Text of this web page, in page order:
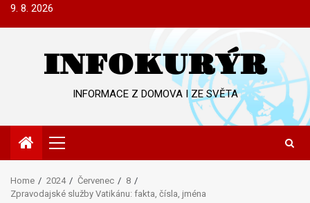
Skip9. 8. 2026
INFOKURÝR
INFORMACE Z DOMOVA I ZE SVĚTA
Primary
Menu
Home 2024 Červenec
8
Zpravodajské služby Vatikánu: fakta, čísla, jména